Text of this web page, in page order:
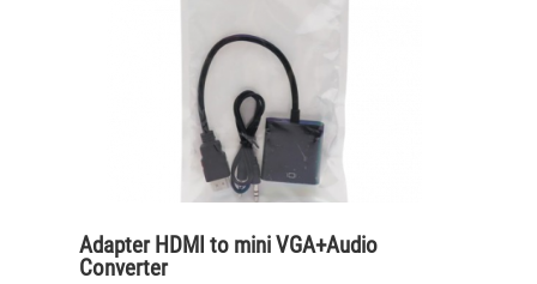
Adapter HDMI to mini VGA+Audio
Converter